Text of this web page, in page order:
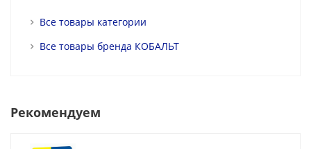
Все товары категории
Все товары бренда КОБАЛЬТ
Рекомендуем